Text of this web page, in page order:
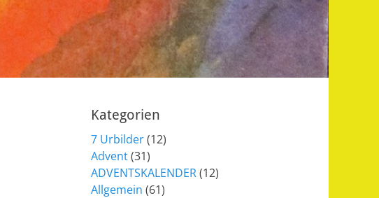
Kategorien
7 Urbilder(12)
Advent(31)
ADVENTSKALENDER(12)
Allgemein (61)